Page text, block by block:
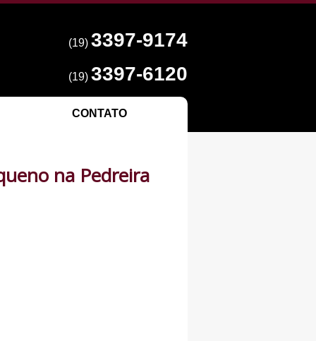
(19) 3397-9174
(19) 3397-6120
CONTATO
na Pedreira